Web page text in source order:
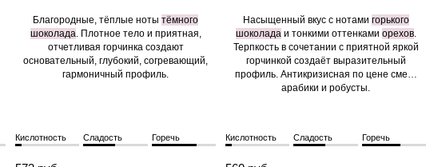
Благородные, тёплые ноты тёмного
шоколада. Плотное тело и приятная,
отчетливая горчинка создают
основательный, глубокий, согревающий,
гармоничный профиль.
Кислотность Сладость Горечь
Насыщенный вкус с нотами горького
шоколадаи тонкими оттенками орехов.
Терпкость в сочетании с приятной яркой
горчинкой создаёт выразительный
профиль. Антикризисная по цене смесь
арабики и робусты.
Кислотность Сладость Горечь